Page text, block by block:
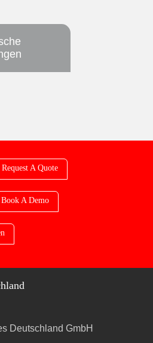
Request A Quote
Book A Demo
Deutschland GmbH